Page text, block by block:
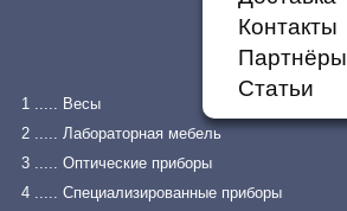
Контакты
Партнёры
Статьи
1 ..... Весы
2 ..... Лабораторная мебель
3 ..... Оптические приборы
4 ..... Специализированные приборы